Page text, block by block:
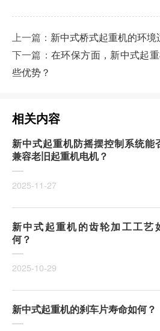
上一篇： 新中式桥式起重机的环境
下一篇：在环保方面，新中式起
些优势？
相关内容
新中式起重机防摇摆控制系统能
兼容老旧起重机电机？
2025-11-27
新中式起重机的齿轮加工工艺
何？
2025-10-29
新中式起重机的刹车片寿命如何？